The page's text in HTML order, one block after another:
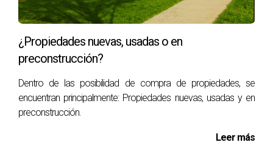
¿Propiedades nuevas, usadas o en
preconstrucción?
Dentro de las posibilidad de compra de propiedades, se
encuentran principalmente: Propiedades nuevas, usadas y en
preconstrucción.
Leer más